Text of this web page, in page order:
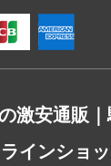
激安通販
インショ